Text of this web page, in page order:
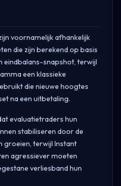
voornamelijk afhankelijk
die zijn berekend op basis
eindbalans-snapshot, terwijl
een klassieke
die nieuwe hoogtes
na een uitbetaling.
evaluatietraders hun
stabiliseren door de
groeien, terwijl Instant
agressiever moeten
verliesband hun